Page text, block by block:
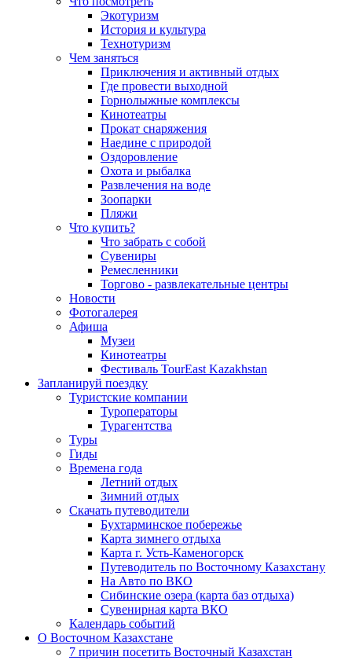
Экотуризм
История и культура
Технотуризм
Чем заняться
Приключения и активный отдых
Где провести выходной
Горнолыжные комплексы
Кинотеатры
Прокат снаряжения
Наедине с природой
Оздоровление
Охота и рыбалка
Развлечения на воде
Зоопарки
Пляжи
Что купить?
Что забрать с собой
Сувениры
Ремесленники
Торгово - развлекательные центры
Новости
Фотогалерея
Афиша
Музеи
Кинотеатры
Фестиваль TourEast Kazakhstan
Запланируй поездку
Туристские компании
Туроператоры
Турагентства
Туры
Гиды
Времена года
Летний отдых
Зимний отдых
Скачать путеводители
Бухтарминское побережье
Карта зимнего отдыха
Карта г. Усть-Каменогорск
Путеводитель по Восточному Казахстану
На Авто по ВКО
Сибинские озера (карта баз отдыха)
Сувенирная карта ВКО
Календарь событий
О Восточном Казахстане
7 причин посетить Восточный Казахстан